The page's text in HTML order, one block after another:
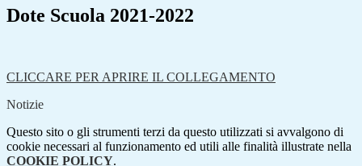
Dote Scuola 2021-2022
CLICCARE PER APRIRE IL COLLEGAMENTO
Notizie
Questo sito o gli strumenti terzi da questo utilizzati si avvalgono di
cookie necessari al funzionamento ed utili alle finalità illustrate nella
COOKIE POLICY.